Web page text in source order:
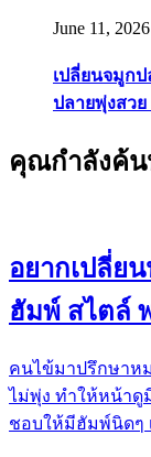
June 11, 2026
เปลี่ยนจมูก
ปลายพุ่งสว
คุณกำลังค้
อยากเปลี่ย
ฮัมพ์ สไตล์
คนไข้มาปรึกษาห
ไม่พุ่ง ทำให้หน้าดู
ชอบให้มีฮัมพ์นิดๆ